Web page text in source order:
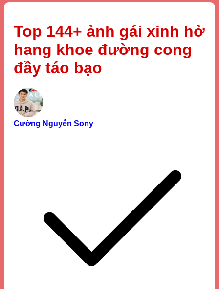
Top 144+ ảnh gái xinh hở
hang khoe đường cong
đầy táo bạo
Cường Nguyễn Sony